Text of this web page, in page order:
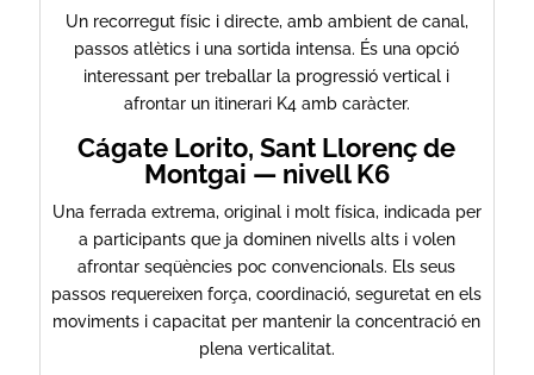
Un recorregut físic i directe, amb ambient de canal,
passos atlètics i una sortida intensa. És una opció
interessant per treballar la progressió vertical i
afrontar un itinerari K4 amb caràcter.
Cágate Lorito, Sant Llorenç de
Montgai — nivell K6
Una ferrada extrema, original i molt física, indicada per
a participants que ja dominen nivells alts i volen
afrontar seqüències poc convencionals. Els seus
passos requereixen força, coordinació, seguretat en els
moviments i capacitat per mantenir la concentració en
plena verticalitat.